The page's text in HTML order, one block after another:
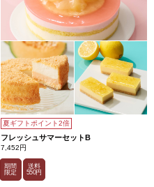
夏ギフトポイント2倍
フレッシュサマーセットB
7,452円
期間
限定
送料
550円